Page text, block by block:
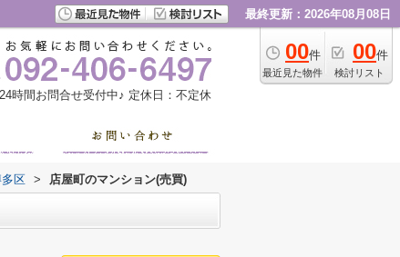
最終更新：2026年08月08日
00件
最近見た物件
00件
検討リスト
時間お問合せ受付中♪ 定休日：不定休
区 > 店屋町のマンション(売買)